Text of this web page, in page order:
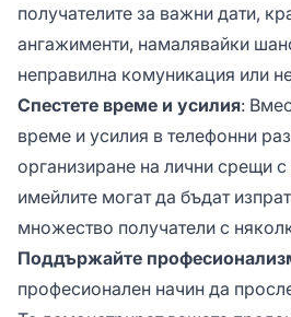
получателите за важни дати,
ангажименти, намалявайки
неправилна комуникация или
Спестете време и усилия:
време и усилия в телефонни
организиране на лични срещи с
имейлите могат да бъдат
множество получатели с
Поддържайте
професионален начин да